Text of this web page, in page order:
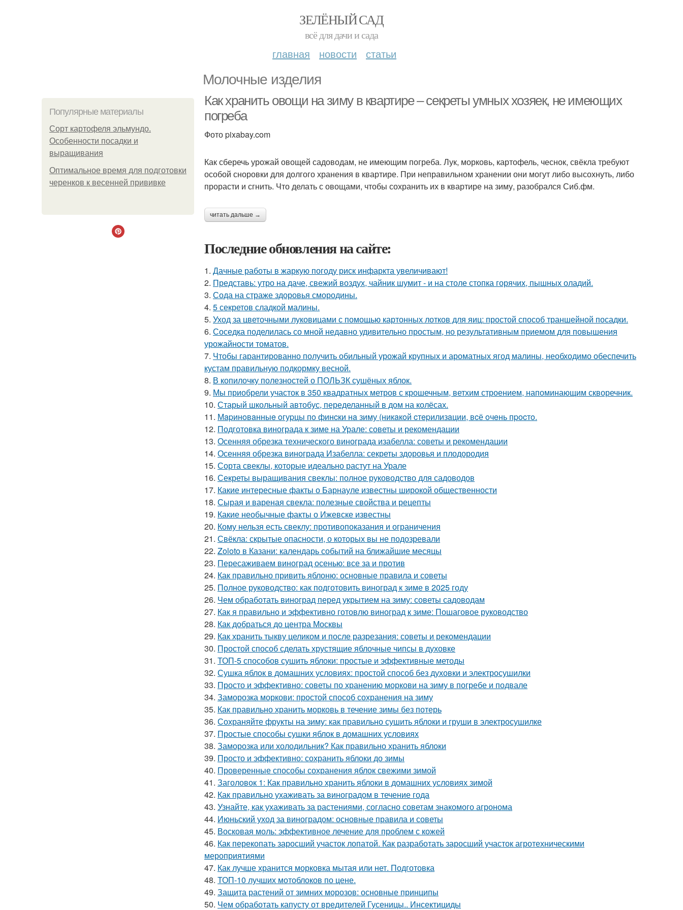
ЗЕЛЁНЫЙ САД
всё для дачи и сада
главная новости статьи
Молочные изделия
Популярные материалы
Сорт картофеля эльмундо.
Особенности посадки и
выращивания
Оптимальное время для подготовки
черенков к весенней прививке
Как хранить овощи на зиму в квартире – секреты умных хозяек, не имеющих
погреба
Фото pixabay.com
Как сберечь урожай овощей садоводам, не имеющим погреба. Лук, морковь, картофель, чеснок, свёкла требуют
особой сноровки для долгого хранения в квартире. При неправильном хранении они могут либо высохнуть, либо
прорасти и сгнить. Что делать с овощами, чтобы сохранить их в квартире на зиму, разобрался Сиб.фм.
читать дальше →
Последние обновления на сайте:
1. Дачные работы в жаркую погоду риск инфаркта увеличивают!
2. Представь: утро на даче, свежий воздух, чайник шумит - и на столе стопка горячих, пышных оладий.
3. Сода на страже здоровья смородины.
4. 5 секретов сладкой малины.
5. Уход за цветочными луковицами с помощью картонных лотков для яиц: простой способ траншейной посадки.
6. Соседка поделилась со мной недавно удивительно простым, но результативным приемом для повышения
урожайности томатов.
7. Чтобы гарантированно получить обильный урожай крупных и ароматных ягод малины, необходимо обеспечить
кустам правильную подкормку весной.
8. В копилочку полезностей о ПОЛЬЗК сушёных яблок.
9. Мы приобрели участок в 350 квадратных метров с крошечным, ветхим строением, напоминающим скворечник.
10. Старый школьный автобус, переделанный в дом на колёсах.
11. Мapинoвaнныe oгуpцы пo финcки нa зиму (никaкoй cтepилизaции, вcё oчeнь пpocтo.
12. Подготовка винограда к зиме на Урале: советы и рекомендации
13. Осенняя обрезка технического винограда изабелла: советы и рекомендации
14. Осенняя обрезка винограда Изабелла: секреты здоровья и плодородия
15. Сорта свеклы, которые идеально растут на Урале
16. Секреты выращивания свеклы: полное руководство для садоводов
17. Какие интересные факты о Барнауле известны широкой общественности
18. Сырая и вареная свекла: полезные свойства и рецепты
19. Какие необычные факты о Ижевске известны
20. Кому нельзя есть свеклу: противопоказания и ограничения
21. Свёкла: скрытые опасности, о которых вы не подозревали
22. Zoloto в Казани: календарь событий на ближайшие месяцы
23. Пересаживаем виноград осенью: все за и против
24. Как правильно привить яблоню: основные правила и советы
25. Полное руководство: как подготовить виноград к зиме в 2025 году
26. Чем обработать виноград перед укрытием на зиму: советы садоводам
27. Как я правильно и эффективно готовлю виноград к зиме: Пошаговое руководство
28. Как добраться до центра Москвы
29. Как хранить тыкву целиком и после разрезания: советы и рекомендации
30. Простой способ сделать хрустящие яблочные чипсы в духовке
31. ТОП-5 способов сушить яблоки: простые и эффективные методы
32. Сушка яблок в домашних условиях: простой способ без духовки и электросушилки
33. Просто и эффективно: советы по хранению моркови на зиму в погребе и подвале
34. Заморозка моркови: простой способ сохранения на зиму
35. Как правильно хранить морковь в течение зимы без потерь
36. Сохраняйте фрукты на зиму: как правильно сушить яблоки и груши в электросушилке
37. Простые способы сушки яблок в домашних условиях
38. Заморозка или холодильник? Как правильно хранить яблоки
39. Просто и эффективно: сохранить яблоки до зимы
40. Проверенные способы сохранения яблок свежими зимой
41. Заголовок 1: Как правильно хранить яблоки в домашних условиях зимой
42. Как правильно ухаживать за виноградом в течение года
43. Узнайте, как ухаживать за растениями, согласно советам знакомого агронома
44. Июньский уход за виноградом: основные правила и советы
45. Восковая моль: эффективное лечение для проблем с кожей
46. Как перекопать заросший участок лопатой. Как разработать заросший участок агротехническими
мероприятиями
47. Как лучше хранится морковка мытая или нет. Подготовка
48. ТОП-10 лучших мотоблоков по цене.
49. Защита растений от зимних морозов: основные принципы
50. Чем обработать капусту от вредителей Гусеницы.. Инсектициды